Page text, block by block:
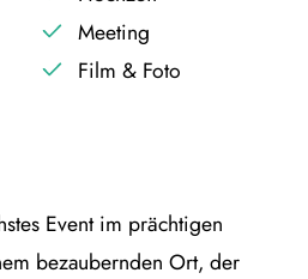
Meeting
Film & Foto
Event im prächtigen
bezaubernden Ort, der